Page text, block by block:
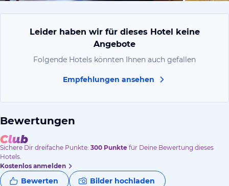
Leider haben wir für dieses Hotel keine
Angebote
Folgende Hotels könnten Ihnen auch gefallen
Empfehlungen ansehen
Bewertungen
Sichere Dir dreifache Punkte: 300 Punkte für Deine Bewertung dieses
Hotels.
Kostenlos anmelden
Bewerten Bilder hochladen